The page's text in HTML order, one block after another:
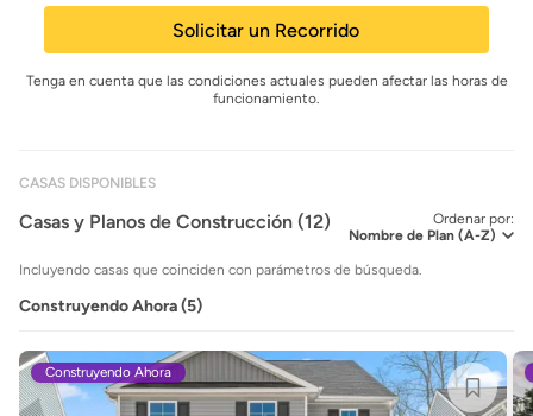
Solicitar un Recorrido
Tenga en cuenta que las condiciones actuales pueden afectar las horas de
funcionamiento.
CASAS DISPONIBLES
Ordenar por:
Casas y Planos de Construcción (12)
Incluyendo casas que coinciden con parámetros de búsqueda.
Construyendo Ahora (5)
Construyendo Ahora